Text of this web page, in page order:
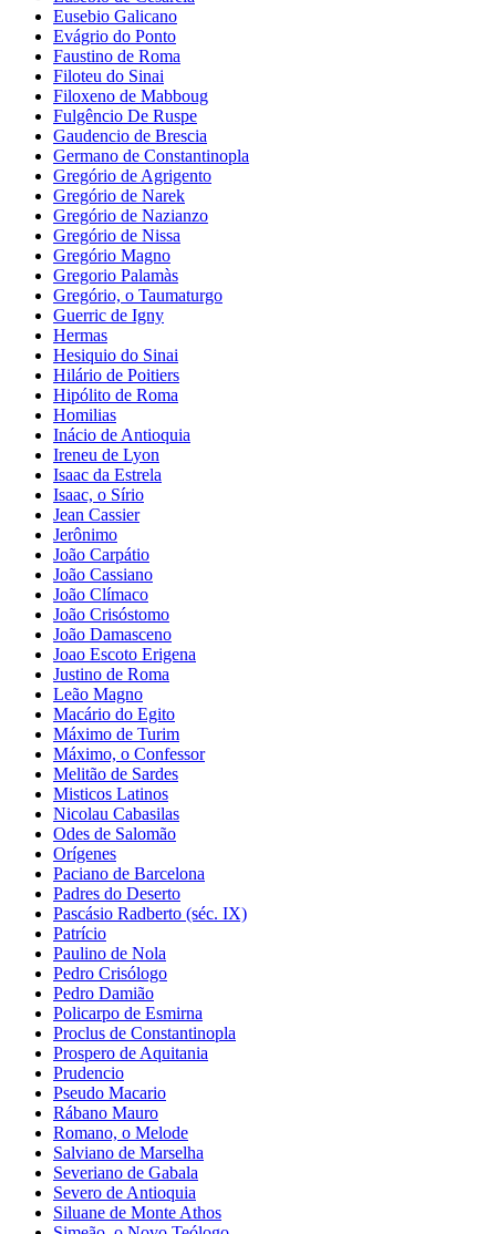
Eusebio Galicano
Evágrio do Ponto
Faustino de Roma
Filoteu do Sinai
Filoxeno de Mabboug
Fulgêncio De Ruspe
Gaudencio de Brescia
Germano de Constantinopla
Gregório de Agrigento
Gregório de Narek
Gregório de Nazianzo
Gregório de Nissa
Gregório Magno
Gregorio Palamàs
Gregório, o Taumaturgo
Guerric de Igny
Hermas
Hesiquio do Sinai
Hilário de Poitiers
Hipólito de Roma
Homilias
Inácio de Antioquia
Ireneu de Lyon
Isaac da Estrela
Isaac, o Sírio
Jean Cassier
Jerônimo
João Carpátio
João Cassiano
João Clímaco
João Crisóstomo
João Damasceno
Joao Escoto Erigena
Justino de Roma
Leão Magno
Macário do Egito
Máximo de Turim
Máximo, o Confessor
Melitão de Sardes
Misticos Latinos
Nicolau Cabasilas
Odes de Salomão
Orígenes
Paciano de Barcelona
Padres do Deserto
Pascásio Radberto (séc. IX)
Patrício
Paulino de Nola
Pedro Crisólogo
Pedro Damião
Policarpo de Esmirna
Proclus de Constantinopla
Prospero de Aquitania
Prudencio
Pseudo Macario
Rábano Mauro
Romano, o Melode
Salviano de Marselha
Severiano de Gabala
Severo de Antioquia
Siluane de Monte Athos